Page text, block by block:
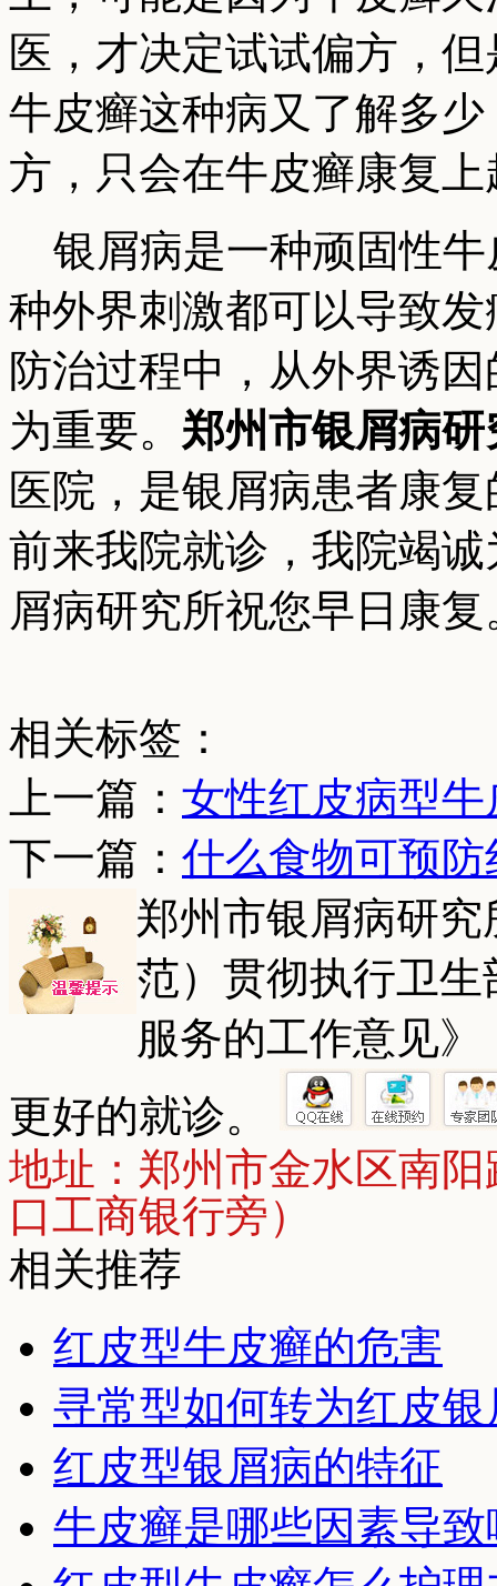
医，才决定试试偏方，
牛皮癣这种病又了解多
方，只会在牛皮癣康复
银屑病是一种顽固性牛
种外界刺激都可以导致
防治过程中，从外界诱
为重要。 郑州市银屑病研
医院，是银屑病患者康
前来我院就诊，我院竭
屑病研究所祝您早日康
相关标签：
上一篇： 女性红皮病型
下一篇： 什么食物可预
郑州市银屑病研
范）贯彻执行卫
服务的工作意见
更好的就诊。
地址：郑州市金水区南
口工商银行旁）
相关推荐
红皮型牛皮癣的危害
寻常型如何转为红皮
红皮型银屑病的特征
牛皮癣是哪些因素导致